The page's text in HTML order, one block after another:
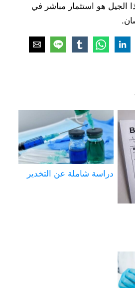
الجيل هو استثمار مباشر في
دراسة شاملة عن التخدير